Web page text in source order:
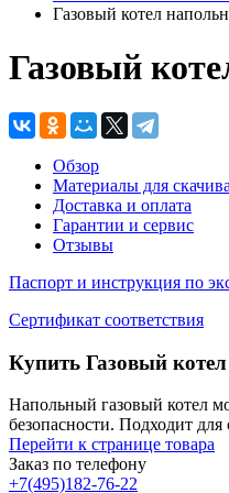
Газовый котел
Газовый
Обзор
Материалы для
Доставка и оплата
Гарантии и сервис
Отзывы
Паспорт и инструкция по
Сертификат соответствия
Купить Газовый
Напольный газовый котел
безопасности. Подходит
Перейти к странице товара
Заказ по телефону
+7(495)182-76-22